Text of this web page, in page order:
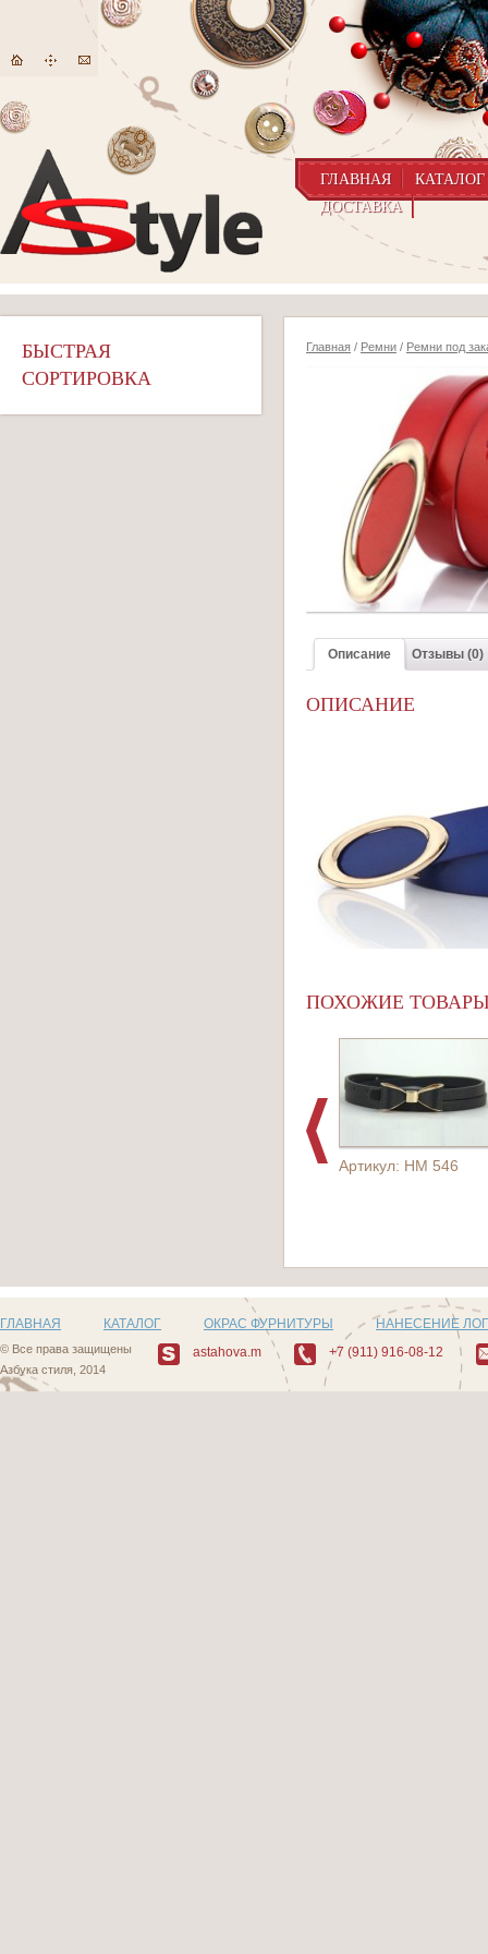
ГЛАВНАЯ
КАТАЛОГ
ДОСТАВКА
БЫСТРАЯ
СОРТИРОВКА
Главная / Ремни / Ремни под
Описание Отзывы (0)
ОПИСАНИЕ
ПОХОЖИЕ
Артикул: HM 546
ГЛАВНАЯ КАТАЛОГ ОКРАС ФУРНИТУРЫ НАНЕСЕНИЕ
© Все права защищены
Азбука стиля, 2014
astahova.m +7 (911) 916-08-12